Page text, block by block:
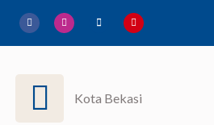
Kota Bekasi